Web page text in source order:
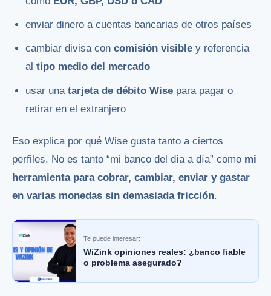
enviar dinero a cuentas bancarias de otros países
cambiar divisa concomisión visible y referencia
altipo medio del mercado
usar unatarjeta de débito Wise para pagar o
retirar en el extranjero
Eso explica por qué Wise gusta tanto a ciertos
perfiles. No es tanto “mi banco del día a día” como mi
herramienta para cobrar, cambiar, enviar y gastar
en varias monedas sin demasiada fricción.
Te puede interesar:
WiZink opiniones reales: ¿banco fiable
o problema asegurado?